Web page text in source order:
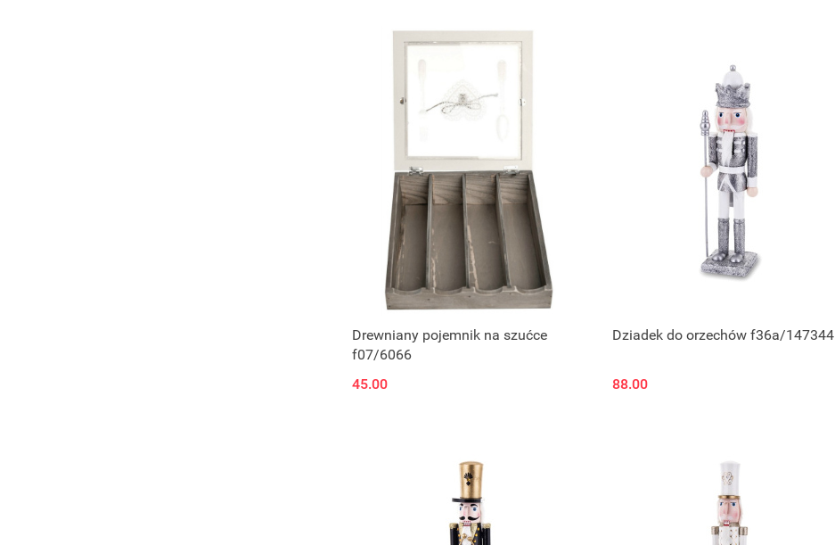
Produkt niedostępny
Drewniany pojemnik na szućce
f07/6066
45.00
Produkt niedostępny
Dziadek do orzechów f36a/147344
88.00